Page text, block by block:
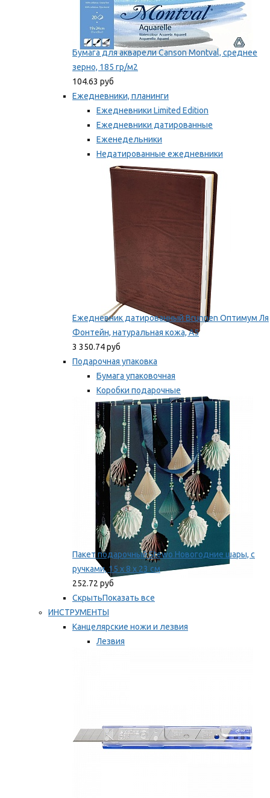
Бумага для акварели Canson Montval, среднее
зерно, 185 гр/м2
104.63 руб
Ежедневники, планинги
Ежедневники Limited Edition
Ежедневники датированные
Еженедельники
Недатированные ежедневники
Планинги
Мы рекомендуем
Ежедневник датированный Brunnen Оптимум Ля
Фонтейн, натуральная кожа, А5
3 350.74 руб
Подарочная упаковка
Бумага упаковочная
Коробки подарочные
Ленты, бобины
Мы рекомендуем
Пакет подарочный Stewo Новогодние шары, с
ручками, 15 х 8 х 23 см
252.72 руб
СкрытьПоказать все
ИНСТРУМЕНТЫ
Канцелярские ножи и лезвия
Лезвия